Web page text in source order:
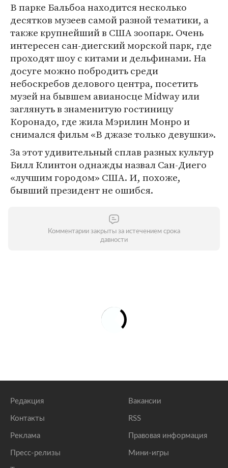
В парке Бальбоа находится несколько
десятков музеев самой разной тематики, а
также крупнейший в США зоопарк. Очень
интересен сан-диегский морской парк, где
проходят шоу с китами и дельфинами. На
досуге можно побродить среди
небоскребов делового центра, посетить
музей на бывшем авианосце Midway или
заглянуть в знаменитую гостиницу
Коронадо, где жила Мэрилин Монро и
снимался фильм «В джазе только девушки».
За этот удивительный сплав разных культур
Билл Клинтон однажды назвал Сан-Диего
«лучшим городом» США. И, похоже,
бывший президент не ошибся.
Комментарии закрыты за истечением срока
давности
Редакция
Контакты
Реклама
Пресс-релизы
Вакансии
RSS
Правовая информация
Мини-игры